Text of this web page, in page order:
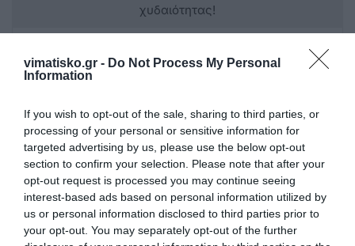
vimatisko.gr - Do Not Process My Personal
Information
If you wish to opt-out of the sale, sharing to third parties, or
processing of your personal or sensitive information for
targeted advertising by us, please use the below opt-out
section to confirm your selection. Please note that after your
opt-out request is processed you may continue seeing
interest-based ads based on personal information utilized by
us or personal information disclosed to third parties prior to
your opt-out. You may separately opt-out of the further
χυδαιότητας!
Σχόλια 3
Ανώνυμος
09/02 - 06:20
Κως
Ηρθε ο περιφερομενος. Απο το ΠΑΣΟΚ
στην ΕΑΡ, και απο κει στη Ν.Δ. Του πεταξαν
ενα κοκκαλο και το αρπαξε. Ειναι
ανθρωπος να τον εμπιστευτεις?